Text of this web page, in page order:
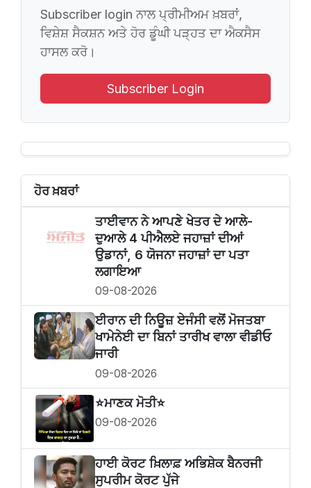
Subscriber login ਨਾਲ ਪ੍ਰੀਮੀਅਮ ਖ਼ਬਰਾਂ,
ਵਿਸ਼ੇਸ਼ ਸੈਕਸ਼ਨ ਅਤੇ ਹੋਰ ਡੂੰਘੀ ਪੜ੍ਹਤ ਦਾ ਐਕਸੈਸ
ਹਾਸਲ ਕਰੋ।
Subscriber Login
ਹੋਰ ਖ਼ਬਰਾਂ
ਤਾਈਵਾਨ ਨੇ ਆਪਣੇ ਖੇਤਰ ਦੇ ਆਲੇ-
ਦੁਆਲੇ 4 ਪੀਐਲਏ ਜਹਾਜ਼ਾਂ ਦੀਆਂ
ਉਡਾਨਾਂ, 6 ਯੋਜਨਾ ਜਹਾਜ਼ਾਂ ਦਾ ਪਤਾ
ਲਗਾਇਆ
09-08-2026
ਈਰਾਨ ਦੀ ਨਿਊਜ਼ ਏਜੰਸੀ ਵਲੋਂ ਮੋਜਤਬਾ
ਖਾਮੇਨੇਈ ਦਾ ਬਿਨਾਂ ਤਾਰੀਖ ਵਾਲਾ ਵੀਡੀਓ
ਜਾਰੀ
09-08-2026
⭐️ਮਾਣਕ ਮੋਤੀ⭐️
09-08-2026
ਹਾਈ ਕੋਰਟ ਖ਼ਿਲਾਫ਼ ਅਭਿਸ਼ੇਕ ਬੈਨਰਜੀ
ਸੁਪਰੀਮ ਕੋਰਟ ਪੁੱਜੇ